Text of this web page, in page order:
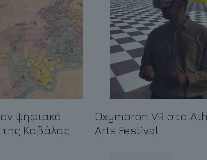
ψηφιακό
Καβάλας
Oxymoron VR στο
Arts Festival